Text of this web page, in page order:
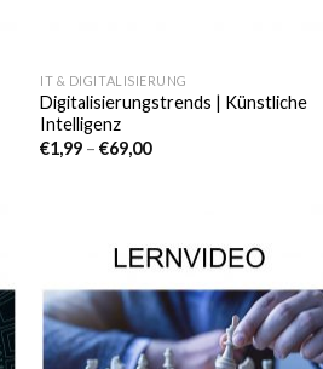
IT & DIGITALISIERUNG
Digitalisierungstrends | Künstliche
Intelligenz
€1,99 –€69,00
Auf die
Wunschliste